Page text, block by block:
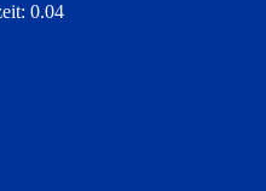
0.04